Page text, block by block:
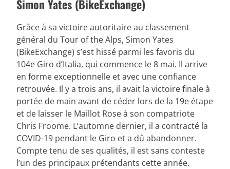
Simon Yates (BikeExchange)
Grâce à sa victoire autoritaire au classement
général du Tour of the Alps, Simon Yates
(BikeExchange) s’est hissé parmi les favoris du
104e Giro d’Italia, qui commence le 8 mai. Il arrive
en forme exceptionnelle et avec une confiance
retrouvée. Il y a trois ans, il avait la victoire finale à
portée de main avant de céder lors de la 19e étape
et de laisser le Maillot Rose à son compatriote
Chris Froome. L’automne dernier, il a contracté la
COVID-19 pendant le Giro et a dû abandonner.
Compte tenu de ses qualités, il est sans conteste
l’un des principaux prétendants cette année.